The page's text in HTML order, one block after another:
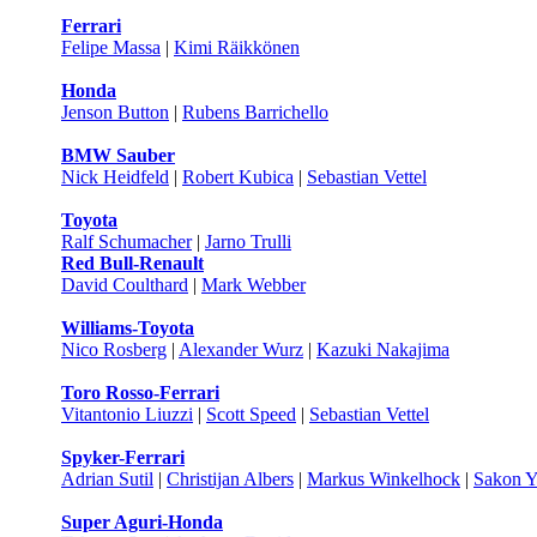
Ferrari
Felipe Massa | Kimi Räikkönen
Honda
Jenson Button | Rubens Barrichello
BMW Sauber
Nick Heidfeld | Robert Kubica | Sebastian Vettel
Toyota
Ralf Schumacher| Jarno Trulli
Red Bull-Renault
David Coulthard | Mark Webber
Williams-Toyota
Nico Rosberg | Alexander Wurz | Kazuki Nakajima
Toro Rosso-Ferrari
Vitantonio Liuzzi | Scott Speed | Sebastian Vettel
Spyker-Ferrari
Adrian Sutil | Christijan Albers | Markus Winkelhock | Sakon
Super Aguri-Honda